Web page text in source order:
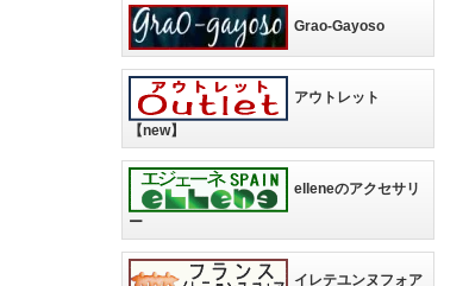
Grao-Gayoso
アウトレット
【new】
elleneのアクセサリ
ー
イレテユンヌフォア